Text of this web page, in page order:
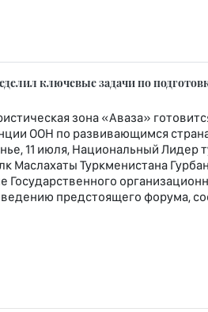
ключевые задачи по
зона «Аваза»
ООН по развивающимся
11 июля, Национальный Лидер
Маслахаты Туркменистана
Государственного
предстоящего форума,